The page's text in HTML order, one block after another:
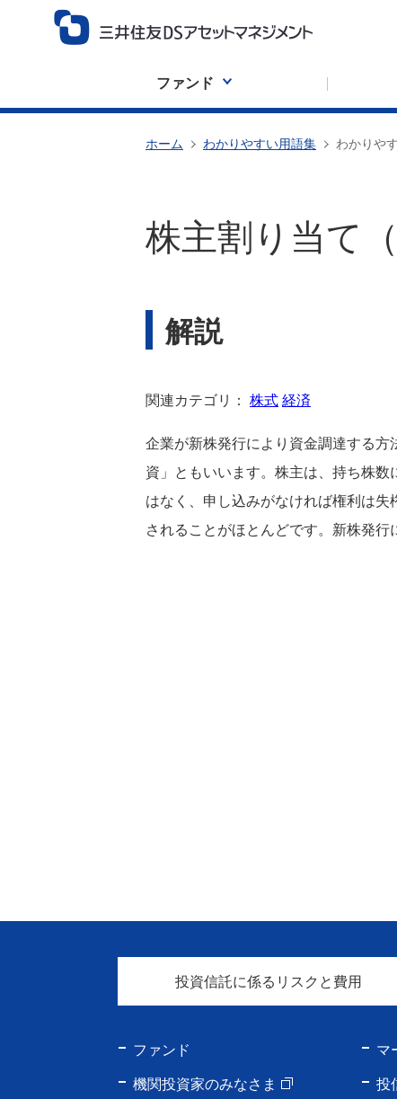
ファンド
ホーム わかりやすい用語集 わかりや
株主割り当て
解説
関連カテゴリ： 株式経済
企業が新株発行により資金調達する
資」ともいいます。株主は、持ち株
はなく、申し込みがなければ権利は
されることがほとんどです。新株発
投資信託に係るリスクと費用
ファンド マ
機関投資家のみなさま
投